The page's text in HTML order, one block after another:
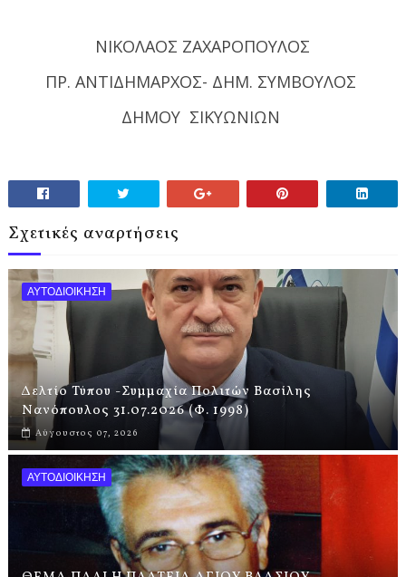
ΝΙΚΟΛΑΟΣ ΖΑΧΑΡΟΠΟΥΛΟΣ
ΠΡ. ΑΝΤΙΔΗΜΑΡΧΟΣ- ΔΗΜ. ΣΥΜΒΟΥΛΟΣ
ΔΗΜΟΥ ΣΙΚΥΩΝΙΩΝ
Σχετικές αναρτήσεις
ΑΥΤΟΔΙΟΙΚΗΣΗ
Δελτίο Τύπου -Συμμαχία Πολιτών Βασίλης
Νανόπουλος 31.07.2026 (Φ. 1998)
Αύγουστος 07, 2026
ΑΥΤΟΔΙΟΙΚΗΣΗ